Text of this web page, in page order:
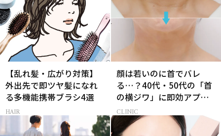
【乱れ髪・広がり対策】
外出先で即ツヤ髪になれ
る多機能携帯ブラシ4選
HAIR
顔は若いのに首でバレ
る…？40代・50代の「首
の横ジワ」に即効アプロ
ーチする最新美容医療と
は
CLINIC